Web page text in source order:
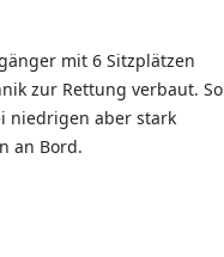
mit 6 Sitzplätzen
zur Rettung verbaut. So
niedrigen aber stark
an Bord.